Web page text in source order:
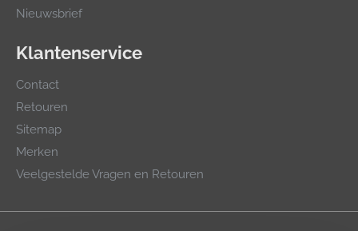
Nieuwsbrief
Klantenservice
Contact
Retouren
Sitemap
Merken
Veelgestelde Vragen en Retouren